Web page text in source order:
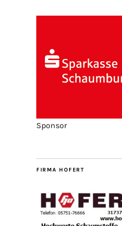
Sponsor
FIRMA HOFERT